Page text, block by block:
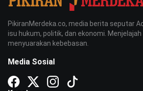
PikiranMerdeka.co, media berita seputar
isu hukum, politik, dan ekonomi.
menyuarakan kebebasan.
Media Sosial